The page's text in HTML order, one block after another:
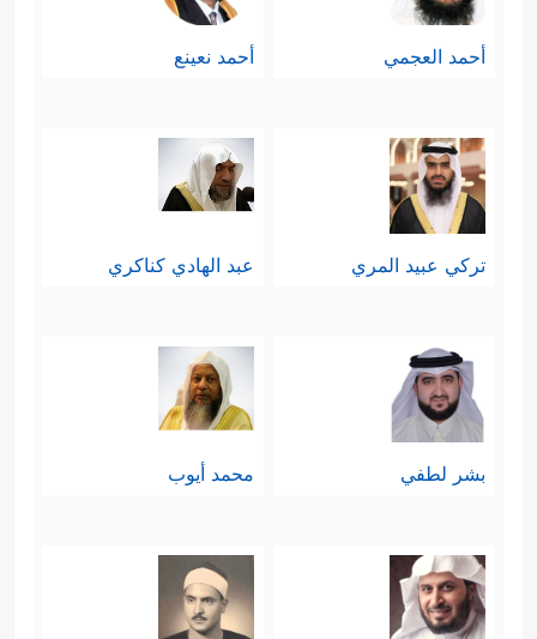
أحمد العجمي أحمد نعينع
تركي عبيد المري عبد الهادي كناكري
بشر لطفي محمد أيوب